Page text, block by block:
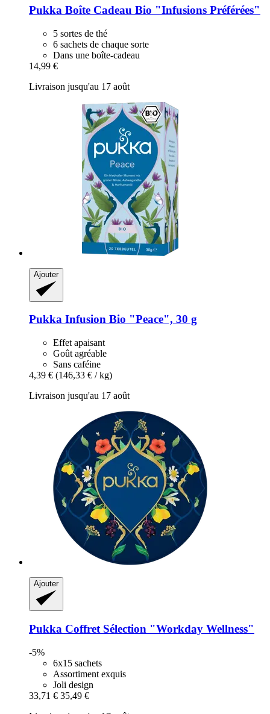
Pukka Boîte Cadeau Bio "Infusions Préférées"
5 sortes de thé
6 sachets de chaque sorte
Dans une boîte-cadeau
14,99 €
Livraison jusqu'au 17 août
Ajouter
Pukka Infusion Bio "Peace", 30 g
Effet apaisant
Goût agréable
Sans caféine
4,39 € (146,33 € / kg)
Livraison jusqu'au 17 août
Ajouter
Pukka Coffret Sélection "Workday Wellness"
-5%
6x15 sachets
Assortiment exquis
Joli design
33,71 € 35,49 €